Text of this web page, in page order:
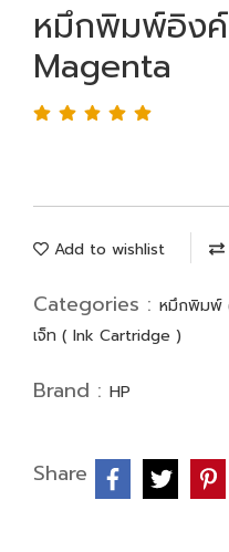
หมึกพิมพ์อิงค์
Magenta
Add to wishlist
Categories : หมึกพิมพ์
เจ็ท ( Ink Cartridge )
Brand : HP
Share